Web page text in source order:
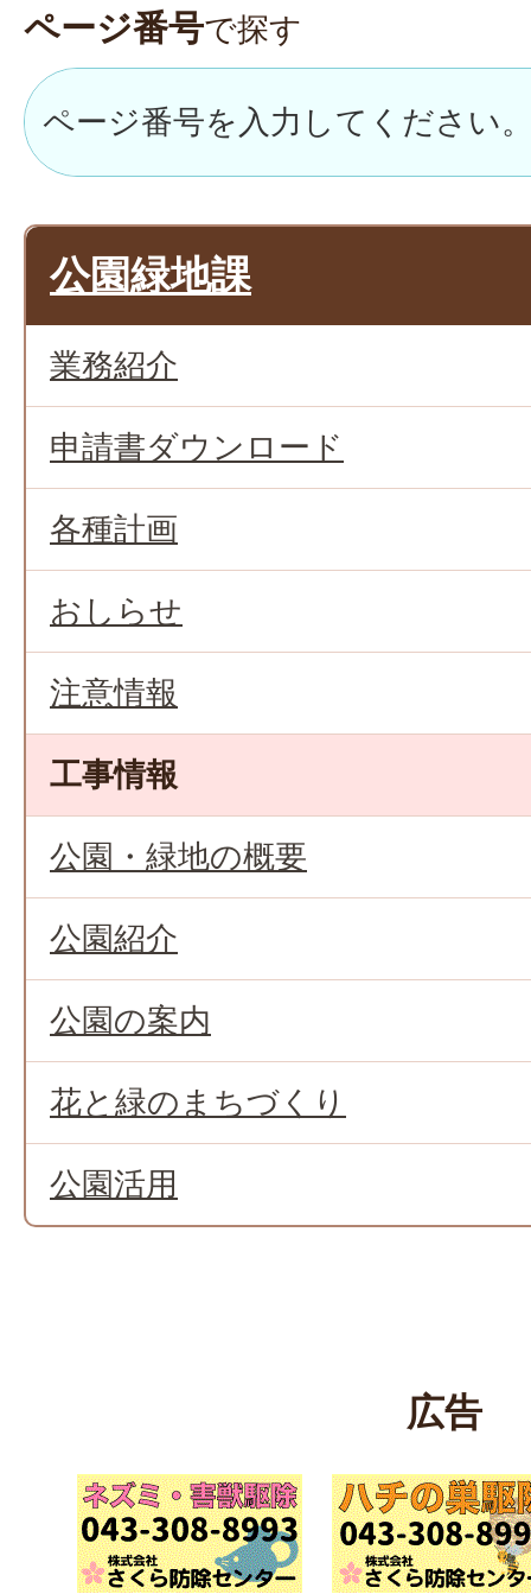
ページ番号で探す
公園緑地課
業務紹介
申請書ダウンロード
各種計画
おしらせ
注意情報
工事情報
公園・緑地の概要
公園紹介
公園の案内
花と緑のまちづくり
公園活用
広告